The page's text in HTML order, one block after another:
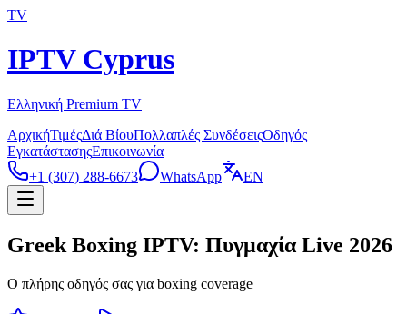
TV
IPTV Cyprus
Ελληνική Premium TV
ΑρχικήΤιμέςΔιά ΒίουΠολλαπλές ΣυνδέσειςΟδηγός
ΕγκατάστασηςΕπικοινωνία
+1 (307) 288-6673
WhatsApp EN
Greek Boxing IPTV: Πυγμαχία Live 2026
Ο πλήρης οδηγός σας για boxing coverage